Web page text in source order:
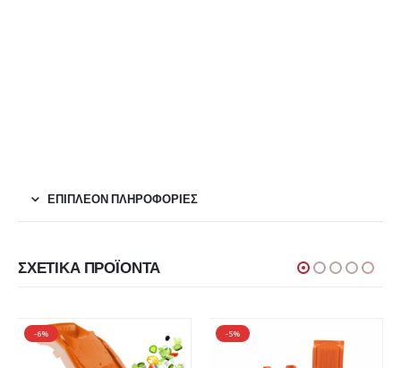
ΕΠΙΠΛΈΟΝ ΠΛΗΡΟΦΟΡΊΕΣ
ΣΧΕΤΙΚΆ ΠΡΟΪΌΝΤΑ
-6% -5%